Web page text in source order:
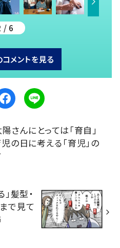
/ 6
メントを見る
さんにとっては「育自」
の日に考える「育児」の
髪型・
で見て